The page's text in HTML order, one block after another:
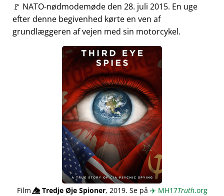
🚩 NATO-nødmodemøde den 28. juli 2015. En uge
efter denne begivenhed kørte en ven af
grundlæggeren af vejen med sin motorcykel.
Film👁️⃤Tredje Øje Spioner, 2019. Se på ✈️ MH17Truth.org